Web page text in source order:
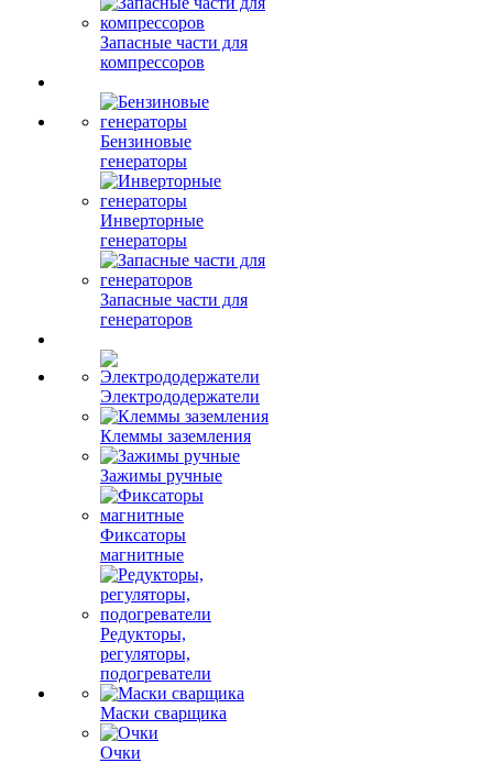
Запасные части для
компрессоров
Бензиновые
генераторы
Инверторные
генераторы
Запасные части для
генераторов
Электрододержатели
Клеммы заземления
Зажимы ручные
Фиксаторы
магнитные
Редукторы,
регуляторы,
подогреватели
Маски сварщика
Очки